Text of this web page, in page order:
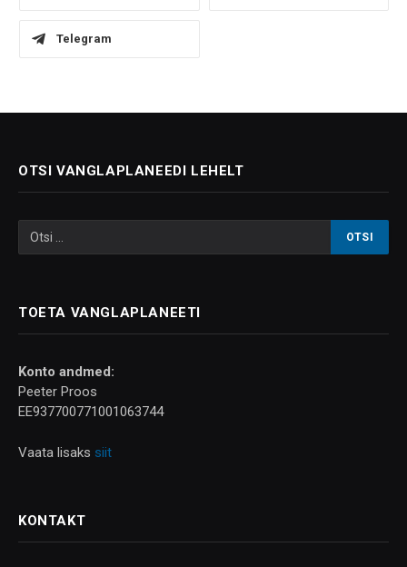
Telegram
OTSI VANGLAPLANEEDI LEHELT
TOETA VANGLAPLANEETI
Konto andmed:
Peeter Proos
EE937700771001063744
Vaata lisaks siit
KONTAKT